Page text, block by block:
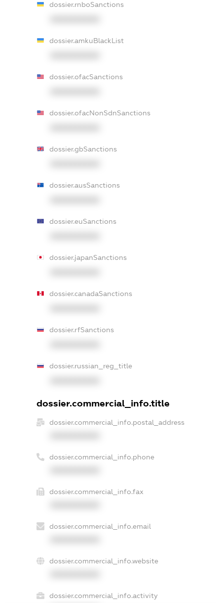
dossier.rnboSanctions
dossier.amkuBlackList
dossier.ofacSanctions
dossier.ofacNonSdnSanctions
dossier.gbSanctions
dossier.ausSanctions
dossier.euSanctions
dossier.japanSanctions
dossier.canadaSanctions
dossier.rfSanctions
dossier.russian_reg_title
dossier.commercial_info.title
dossier.commercial_info.postal_address
dossier.commercial_info.phone
dossier.commercial_info.fax
dossier.commercial_info.email
dossier.commercial_info.website
dossier.commercial_info.activity